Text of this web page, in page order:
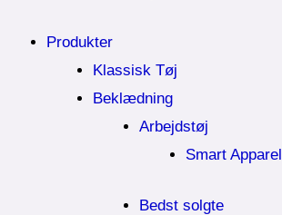
Produkter
Klassisk Tøj
Beklædning
Arbejdstøj
Smart Apparel
Bedst solgte